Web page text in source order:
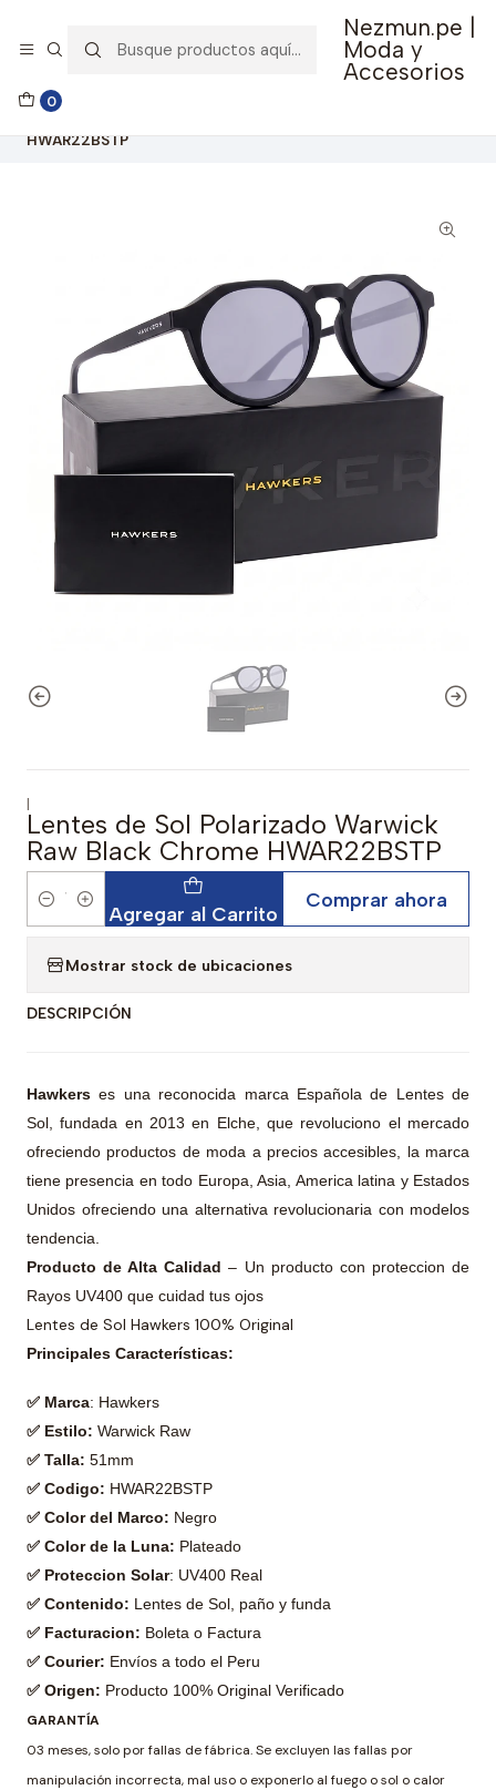
Nezmun.pe |
Moda y
Accesorios
0
🚚 Envío GRATIS por compras mayores a S/ 150
HWAR22BSTP
|
Lentes de Sol Polarizado Warwick
Raw Black Chrome HWAR22BSTP
Cantidad Agregar al Carrito
Comprar ahora
Mostrar stock de ubicaciones
DESCRIPCIÓN
Hawkerses una reconocida marca Española de Lentes de
Sol, fundada en 2013 en Elche, que revoluciono el mercado
ofreciendo productos de moda a precios accesibles, la marca
tiene presencia en todo Europa, Asia, America latina y Estados
Unidos ofreciendo una alternativa revolucionaria con modelos
tendencia.
Producto de Alta Calidad– Un producto con proteccion de
Rayos UV400 que cuidad tus ojos
Lentes de Sol Hawkers 100% Original
Principales Características:
✅ Marca: Hawkers
✅ Estilo: Warwick Raw
✅ Talla: 51mm
✅ Codigo: HWAR22BSTP
✅ Color del Marco: Negro
✅ Color de la Luna: Plateado
✅ Proteccion Solar: UV400 Real
✅ Contenido: Lentes de Sol, paño y funda
✅ Facturacion: Boleta o Factura
✅ Courier: Envíos a todo el Peru
✅ Origen: Producto 100% Original Verificado
GARANTÍA
03 meses, solo por fallas de fábrica. Se excluyen las fallas por
manipulación incorrecta, mal uso o exponerlo al fuego o sol o calor